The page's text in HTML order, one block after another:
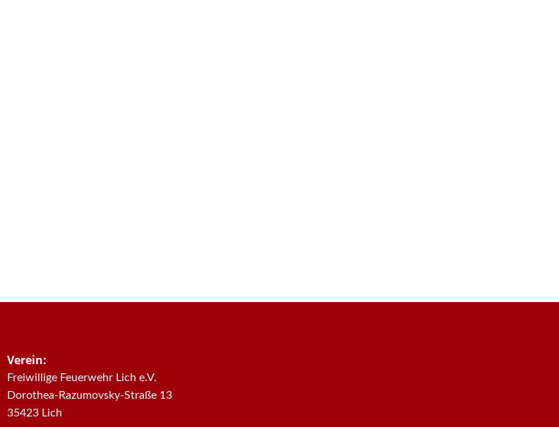
Verein:
Freiwillige Feuerwehr Lich e.V.
Dorothea-Razumovsky-Straße 13
35423 Lich